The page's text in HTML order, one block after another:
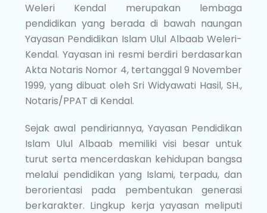
Weleri Kendal merupakan lembaga
pendidikan yang berada di bawah naungan
Yayasan Pendidikan Islam Ulul Albaab Weleri-
Kendal. Yayasan ini resmi berdiri berdasarkan
Akta Notaris Nomor 4, tertanggal 9 November
1999, yang dibuat oleh Sri Widyawati Hasil, SH.,
Notaris/PPAT di Kendal.
Sejak awal pendiriannya, Yayasan Pendidikan
Islam Ulul Albaab memiliki visi besar untuk
turut serta mencerdaskan kehidupan bangsa
melalui pendidikan yang Islami, terpadu, dan
berorientasi pada pembentukan generasi
berkarakter. Lingkup kerja yayasan meliputi